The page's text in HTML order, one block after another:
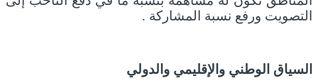
التصويت ورفع نسبة المشاركة .
السياق الوطني والإقليمي والدولي